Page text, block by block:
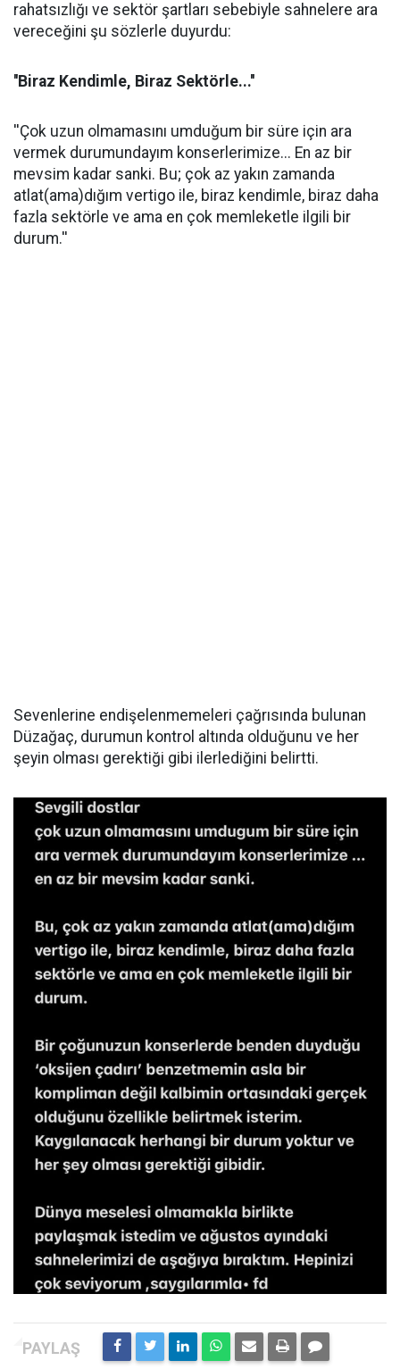
rahatsızlığı ve sektör şartları sebebiyle sahnelere ara
vereceğini şu sözlerle duyurdu:
''Biraz Kendimle, Biraz Sektörle...''
''Çok uzun olmamasını umduğum bir süre için ara
vermek durumundayım konserlerimize... En az bir
mevsim kadar sanki. Bu; çok az yakın zamanda
atlat(ama)dığım vertigo ile, biraz kendimle, biraz daha
fazla sektörle ve ama en çok memleketle ilgili bir
durum.''
Sevenlerine endişelenmemeleri çağrısında bulunan
Düzağaç, durumun kontrol altında olduğunu ve her
şeyin olması gerektiği gibi ilerlediğini belirtti.